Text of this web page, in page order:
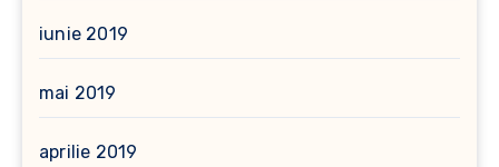
iunie 2019
mai 2019
aprilie 2019